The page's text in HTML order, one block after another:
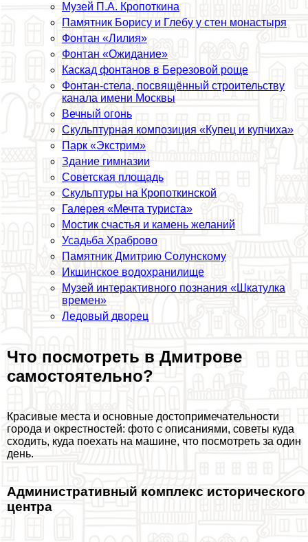
Музей П.А. Кропоткина
Памятник Борису и Глебу у стен монастыря
Фонтан «Лилия»
Фонтан «Ожидание»
Каскад фонтанов в Березовой роще
Фонтан-стела, посвящённый строительству
канала имени Москвы
Вечный огонь
Скульптурная композиция «Купец и купчиха»
Парк «Экстрим»
Здание гимназии
Советская площадь
Скульптуры на Кропоткинской
Галерея «Мечта туриста»
Мостик счастья и камень желаний
Усадьба Храброво
Памятник Дмитрию Солунскому
Икшинское водохранилище
Музей интеpaктивного познания «Шкатулка
времен»
Ледовый дворец
Что посмотреть в Дмитрове
самостоятельно?
Красивые места и основные достопримечательности
города и окрестностей: фото с описаниями, советы куда
сходить, куда поехать на машине, что посмотреть за один
день.
Административный комплекс исторического
центра